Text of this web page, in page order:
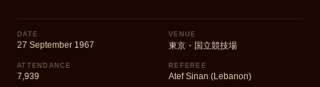
DATE
27 September 1967
VENUE
東京・国立競技場
ATTENDANCE
7,939
REFEREE
Atef Sinan (Lebanon)